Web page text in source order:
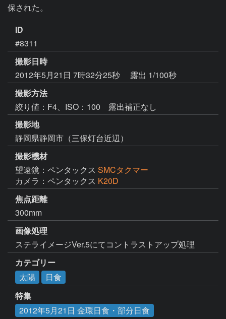
保された。
ID
#8311
撮影日時
2012年5月21日 7時32分25秒
露出 1/100秒
撮影方法
絞り値：F4、ISO：100 露出補正なし
撮影地
静岡県静岡市（三保灯台近辺）
撮影機材
望遠鏡：ペンタックス SMCタクマー
カメラ：ペンタックス K20D
焦点距離
300mm
画像処理
ステライメージVer.5にてコントラストアップ処理
カテゴリー
太陽
日食
特集
2012年5月21日 金環日食・部分日食